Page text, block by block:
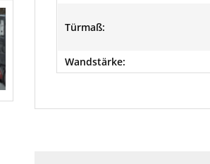
Türmaß:
Wandstärke: